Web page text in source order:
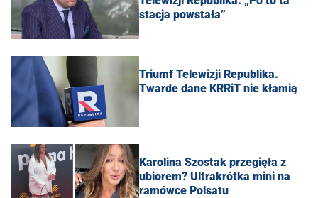
stacja powstała”
Triumf Telewizji Republika.
Twarde dane KRRiT nie kłamią
Karolina Szostak przegięła z
ubiorem? Ultrakrótka mini na
ramówce Polsatu